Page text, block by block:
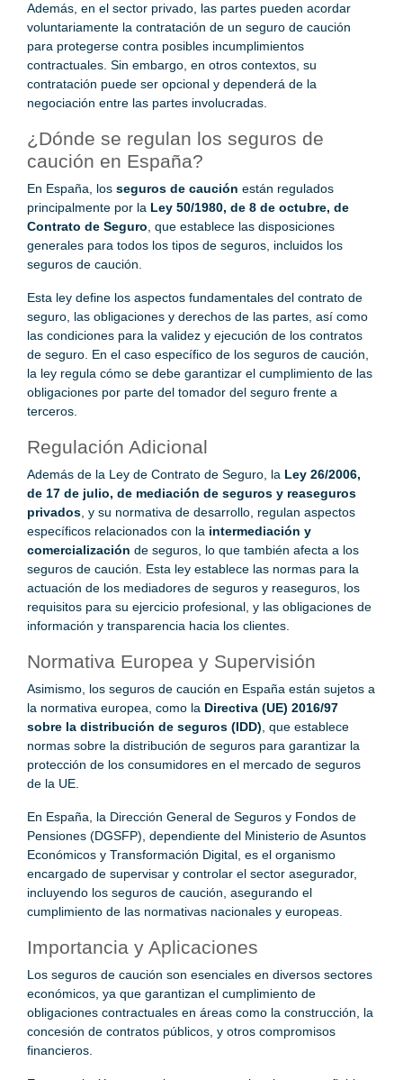
Además, en el sector privado, las partes pueden acordar
voluntariamente la contratación de un seguro de caución
para protegerse contra posibles incumplimientos
contractuales. Sin embargo, en otros contextos, su
contratación puede ser opcional y dependerá de la
negociación entre las partes involucradas.
¿Dónde se regulan los seguros de
caución en España?
En España, los seguros de caución están regulados
principalmente por la Ley 50/1980, de 8 de octubre, de
Contrato de Seguro , que establece las disposiciones
generales para todos los tipos de seguros, incluidos los
seguros de caución.
Esta ley define los aspectos fundamentales del contrato de
seguro, las obligaciones y derechos de las partes, así como
las condiciones para la validez y ejecución de los contratos
de seguro. En el caso específico de los seguros de caución,
la ley regula cómo se debe garantizar el cumplimiento de las
obligaciones por parte del tomador del seguro frente a
terceros.
Regulación Adicional
Además de la Ley de Contrato de Seguro, la Ley 26/2006,
de 17 de julio, de mediación de seguros y reaseguros
privados , y su normativa de desarrollo, regulan aspectos
específicos relacionados con la intermediación y
comercialización de seguros, lo que también afecta a los
seguros de caución. Esta ley establece las normas para la
actuación de los mediadores de seguros y reaseguros, los
requisitos para su ejercicio profesional, y las obligaciones de
información y transparencia hacia los clientes.
Normativa Europea y Supervisión
Asimismo, los seguros de caución en España están sujetos a
la normativa europea, como la Directiva (UE) 2016/97
sobre la distribución de seguros (IDD) , que establece
normas sobre la distribución de seguros para garantizar la
protección de los consumidores en el mercado de seguros
de la UE.
En España, la Dirección General de Seguros y Fondos de
Pensiones (DGSFP), dependiente del Ministerio de Asuntos
Económicos y Transformación Digital, es el organismo
encargado de supervisar y controlar el sector asegurador,
incluyendo los seguros de caución, asegurando el
cumplimiento de las normativas nacionales y europeas.
Importancia y Aplicaciones
Los seguros de caución son esenciales en diversos sectores
económicos, ya que garantizan el cumplimiento de
obligaciones contractuales en áreas como la construcción, la
concesión de contratos públicos, y otros compromisos
financieros.